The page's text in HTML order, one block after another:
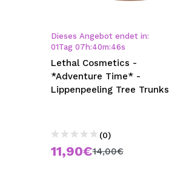
Dieses Angebot endet in:
01Tag 07 h:40m:46s
Lethal Cosmetics -
*Adventure Time* -
Lippenpeeling Tree Trunks
(0)
11,90€14,00€